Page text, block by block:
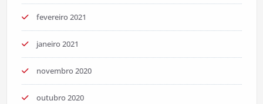
fevereiro 2021
janeiro 2021
novembro 2020
outubro 2020